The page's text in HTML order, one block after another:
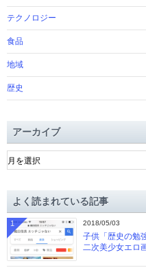
テクノロジー
食品
地域
歴史
アーカイブ
ア
ー
ブよく読まれている記事
2018/05/03
子供「歴史の勉
二次美少女エロ
1